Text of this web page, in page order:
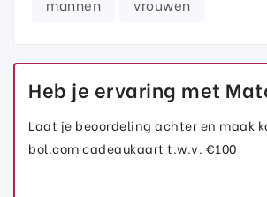
mannen vrouwen
Heb je ervaring met
Laat je beoordeling achter en maak
bol.com cadeaukaart t.w.v. €100